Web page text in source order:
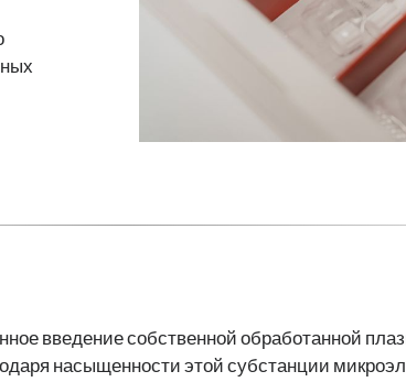
введение собственной обработанной
насыщенности этой субстанции